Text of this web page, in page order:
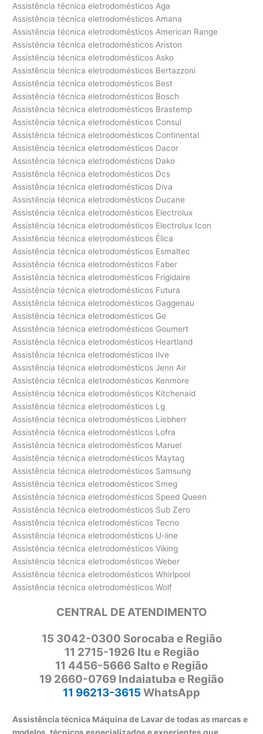
Assistência técnica eletrodomésticos Aga
Assistência técnica eletrodomésticos Amana
Assistência técnica eletrodomésticos American Range
Assistência técnica eletrodomésticos Ariston
Assistência técnica eletrodomésticos Asko
Assistência técnica eletrodomésticos Bertazzoni
Assistência técnica eletrodomésticos Best
Assistência técnica eletrodomésticos Bosch
Assistência técnica eletrodomésticos Brastemp
Assistência técnica eletrodomésticos Consul
Assistência técnica eletrodomésticos Continental
Assistência técnica eletrodomésticos Dacor
Assistência técnica eletrodomésticos Dako
Assistência técnica eletrodomésticos Dcs
Assistência técnica eletrodomésticos Diva
Assistência técnica eletrodomésticos Ducane
Assistência técnica eletrodomésticos Electrolux
Assistência técnica eletrodomésticos Electrolux Icon
Assistência técnica eletrodomésticos Élica
Assistência técnica eletrodomésticos Esmaltec
Assistência técnica eletrodomésticos Faber
Assistência técnica eletrodomésticos Frigidaire
Assistência técnica eletrodomésticos Futura
Assistência técnica eletrodomésticos Gaggenau
Assistência técnica eletrodomésticos Ge
Assistência técnica eletrodomésticos Goumert
Assistência técnica eletrodomésticos Heartland
Assistência técnica eletrodomésticos Ilve
Assistência técnica eletrodomésticos Jenn Air
Assistência técnica eletrodomésticos Kenmore
Assistência técnica eletrodomésticos Kitchenaid
Assistência técnica eletrodomésticos Lg
Assistência técnica eletrodomésticos Liebherr
Assistência técnica eletrodomésticos Lofra
Assistência técnica eletrodomésticos Maruel
Assistência técnica eletrodomésticos Maytag
Assistência técnica eletrodomésticos Samsung
Assistência técnica eletrodomésticos Smeg
Assistência técnica eletrodomésticos Speed Queen
Assistência técnica eletrodomésticos Sub Zero
Assistência técnica eletrodomésticos Tecno
Assistência técnica eletrodomésticos U-line
Assistência técnica eletrodomésticos Viking
Assistência técnica eletrodomésticos Weber
Assistência técnica eletrodomésticos Whirlpool
Assistência técnica eletrodomésticos Wolf
CENTRAL DE ATENDIMENTO
15 3042-0300 Sorocaba e Região
11 2715-1926 Itu e Região
11 4456-5666 Salto e Região
19 2660-0769 Indaiatuba e Região
11 96213-3615 WhatsApp
Assistência técnica Máquina de Lavar de todas as marcas e